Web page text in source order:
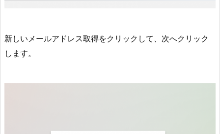
新しいメールアドレス取得をクリックして、次へクリック
します。